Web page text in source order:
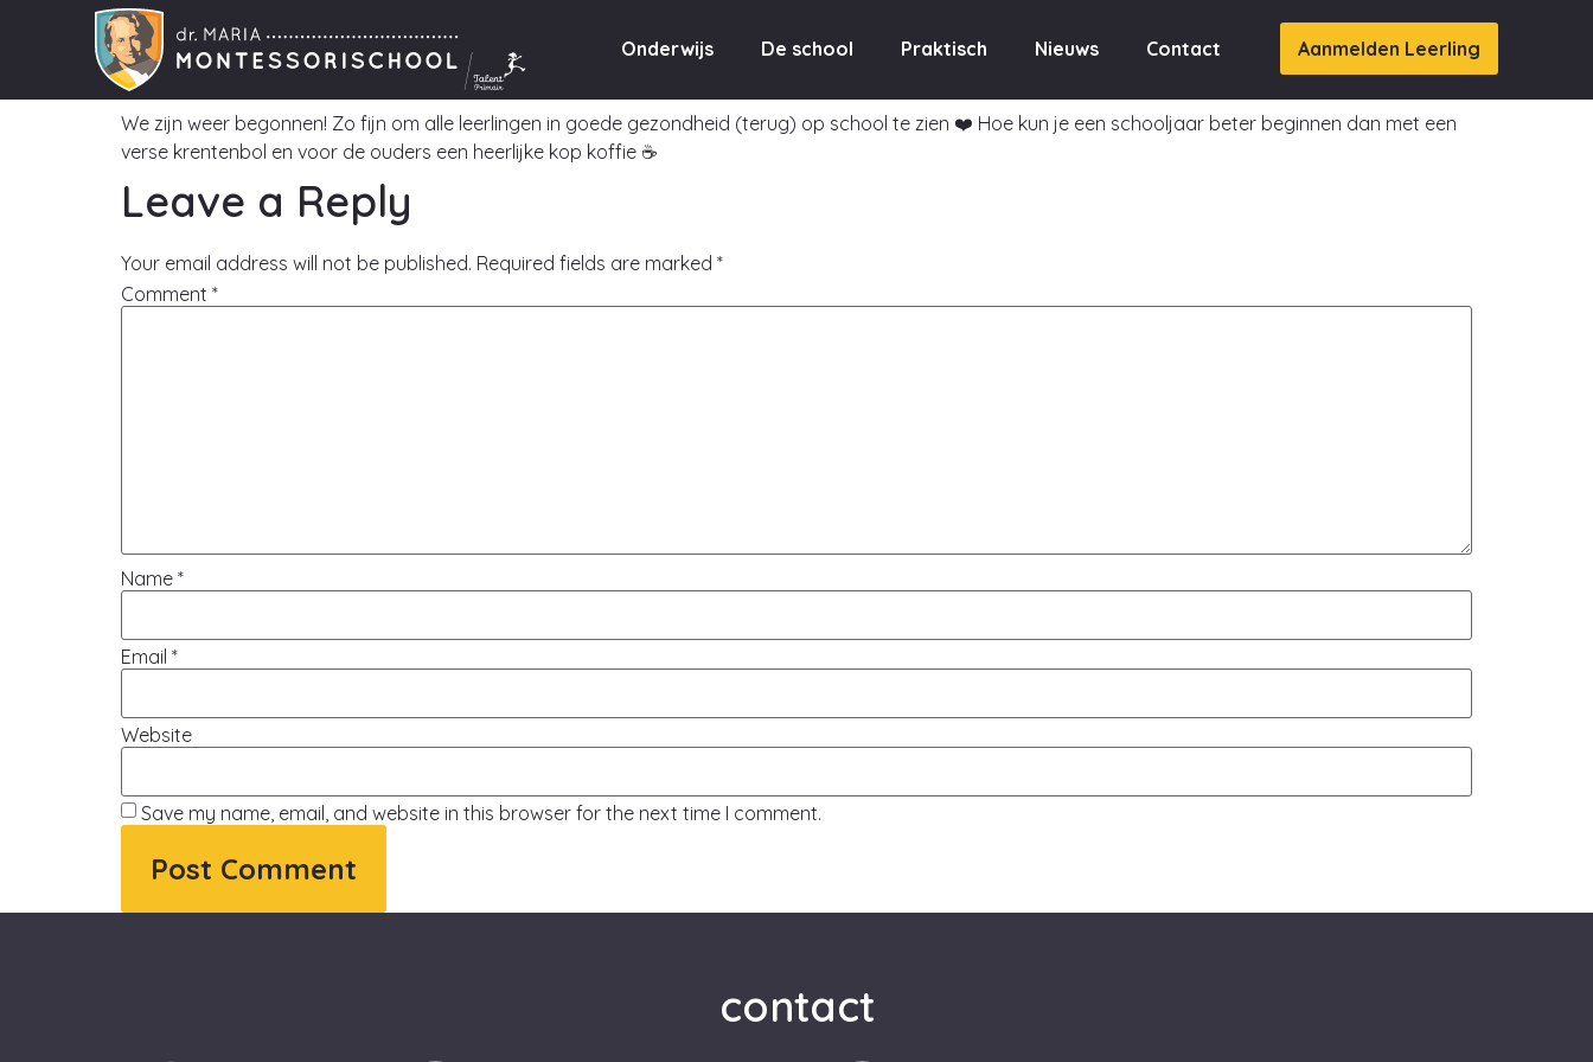
Onderwijs De school Praktisch Nieuws Contact Aanmelden Leerling
Dr. Maria Montessorischool
We zijn weer begonnen! Zo fijn om alle leerlingen in goede gezondheid (terug) op school te zien ❤️ Hoe kun je een schooljaar beter beginnen dan met een
verse krentenbol en voor de ouders een heerlijke kop koffie ☕
Leave a Reply
Your email address will not be published. Required fields are marked *
Comment *
Name *
Email *
Website
Save my name, email, and website in this browser for the next time I comment.
contact